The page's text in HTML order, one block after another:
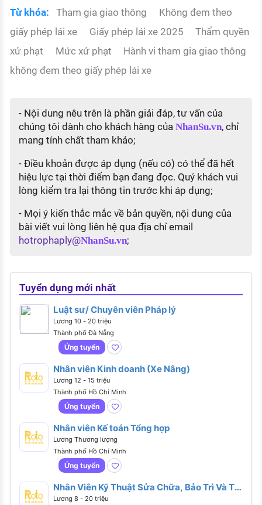
Từ khóa: Tham gia giao thông
Không đem theo
giấy phép lái xe
Giấy phép lái xe 2025
Thẩm quyền
xử phạt
Mức xử phạt
Hành vi tham gia giao thông
không đem theo giấy phép lái xe
- Nội dung nêu trên là phần giải đáp, tư vấn của
chúng tôi dành cho khách hàng của NhanSu.vn, chỉ
mang tính chất tham khảo;
- Điều khoản được áp dụng (nếu có) có thể đã hết
hiệu lực tại thời điểm bạn đang đọc. Quý khách vui
lòng kiểm tra lại thông tin trước khi áp dụng;
- Mọi ý kiến thắc mắc về bản quyền, nội dung của
bài viết vui lòng liên hệ qua địa chỉ email
hotrophaply@NhanSu.vn;
Tuyển dụng mới nhất
Luật sư/ Chuyên viên Pháp lý
Lương 10 - 20 triệu
Thành phố Đà Nẵng
Ứng tuyển
Nhân viên Kinh doanh (Xe Nâng)
Lương 12 - 15 triệu
Thành phố Hồ Chí Minh
Ứng tuyển
Nhân viên Kế toán Tổng hợp
Lương Thương lượng
Thành phố Hồ Chí Minh
Ứng tuyển
Nhân Viên Kỹ Thuật Sửa Chữa, Bảo Trì Và Thi
Công
Lương 8 - 20 triệu